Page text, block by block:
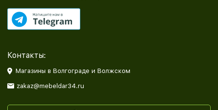
Контакты:
Магазины в Волгограде и Волжском
zakaz@mebeldar34.ru